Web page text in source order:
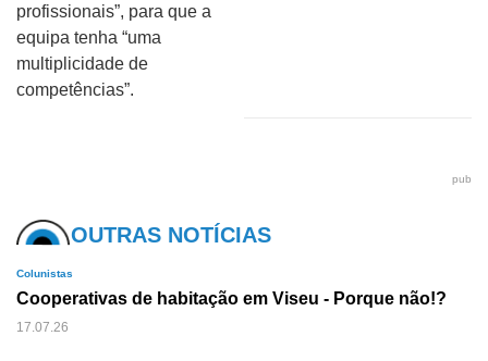
profissionais”, para que a
equipa tenha “uma
multiplicidade de
competências”.
pub
OUTRAS NOTÍCIAS
Colunistas
Cooperativas de habitação em Viseu - Porque não!?
17.07.26